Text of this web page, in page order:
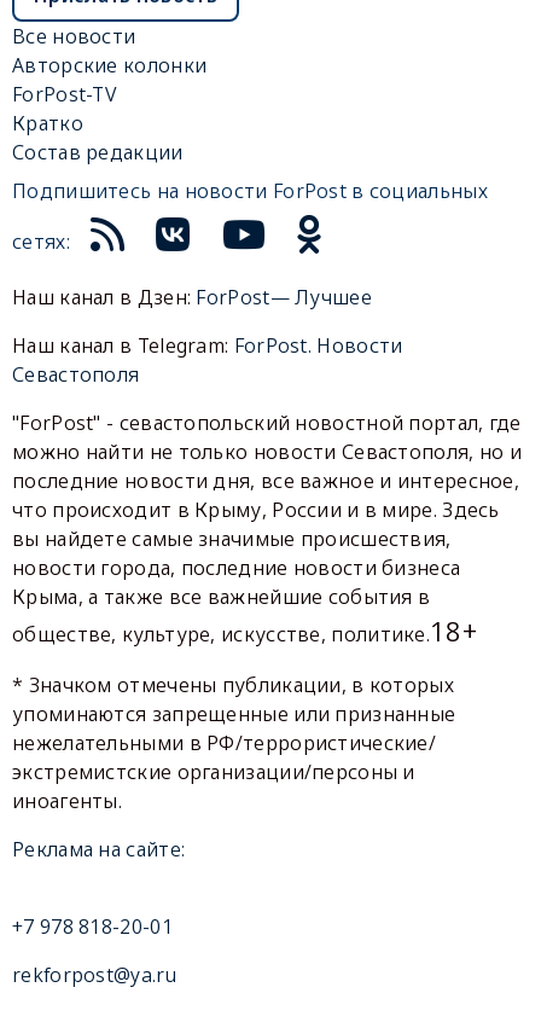
Все новости
Авторские колонки
ForPost-TV
Кратко
Состав редакции
Подпишитесь на новости ForPost в социальных
сетях:
Наш канал в Дзен: ForPost— Лучшее
Наш канал в Telegram: ForPost. Новости
Севастополя
"ForPost" - севастопольский новостной портал, где
можно найти не только новости Севастополя, но и
последние новости дня, все важное и интересное,
что происходит в Крыму, России и в мире. Здесь
вы найдете самые значимые происшествия,
новости города, последние новости бизнеса
Крыма, а также все важнейшие события в
обществе, культуре, искусстве, политике.18+
* Значком отмечены публикации, в которых
упоминаются запрещенные или признанные
нежелательными в РФ/террористические/
экстремистские организации/персоны и
иноагенты.
Реклама на сайте:
+7 978 818-20-01
rekforpost@ya.ru